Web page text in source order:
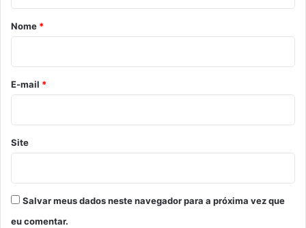
r
o
*
Nome *
E-mail *
Site
Salvar meus dados neste navegador para a próxima vez que
eu comentar.